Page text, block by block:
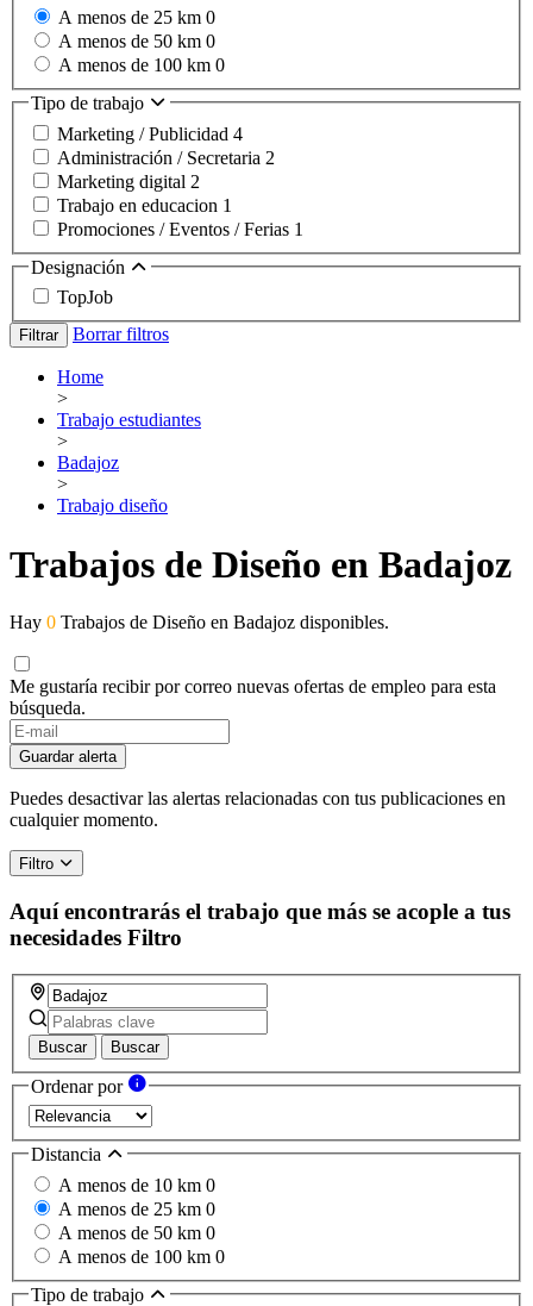
A menos de 25 km 0
A menos de 50 km 0
A menos de 100 km 0
Tipo de trabajo
Marketing / Publicidad 4
Administración / Secretaria 2
Marketing digital 2
Trabajo en educacion 1
Promociones / Eventos / Ferias 1
Designación
TopJob
Filtrar Borrar filtros
Home
>
Trabajo estudiantes
>
Badajoz
>
Trabajo diseño
Trabajos de Diseño en Badajoz
Hay 0 Trabajos de Diseño en Badajoz disponibles.
Me gustaría recibir por correo nuevas ofertas de empleo para esta
búsqueda.
Guardar alerta
Puedes desactivar las alertas relacionadas con tus publicaciones en
cualquier momento.
Filtro
Aquí encontrarás el trabajo que más se acople a tus
necesidades Filtro
Buscar Buscar
Ordenar por
Distancia
A menos de 10 km 0
A menos de 25 km 0
A menos de 50 km 0
A menos de 100 km 0
Tipo de trabajo